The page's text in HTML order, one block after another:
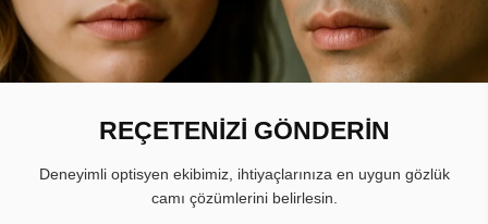
REÇETENİZİ GÖNDERİN
Deneyimli optisyen ekibimiz, ihtiyaçlarınıza en uygun gözlük
camı çözümlerini belirlesin.